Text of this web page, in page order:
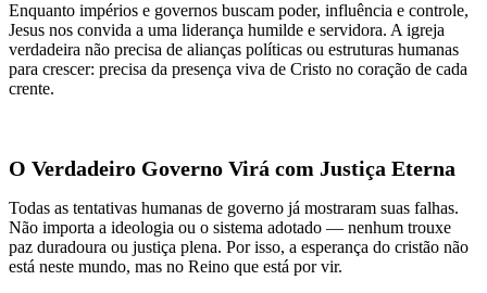
Enquanto impérios e governos buscam poder, influência e controle,
Jesus nos convida a uma liderança humilde e servidora. A igreja
verdadeira não precisa de alianças políticas ou estruturas humanas
para crescer: precisa da presença viva de Cristo no coração de cada
crente.
O Verdadeiro Governo Virá com Justiça Eterna
Todas as tentativas humanas de governo já mostraram suas falhas.
Não importa a ideologia ou o sistema adotado — nenhum trouxe
paz duradoura ou justiça plena. Por isso, a esperança do cristão não
está neste mundo, mas no Reino que está por vir.